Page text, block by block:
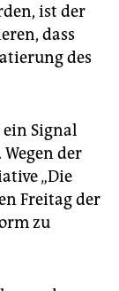
ist der
dass
des
Signal
der
„Die
Freitag der
zu